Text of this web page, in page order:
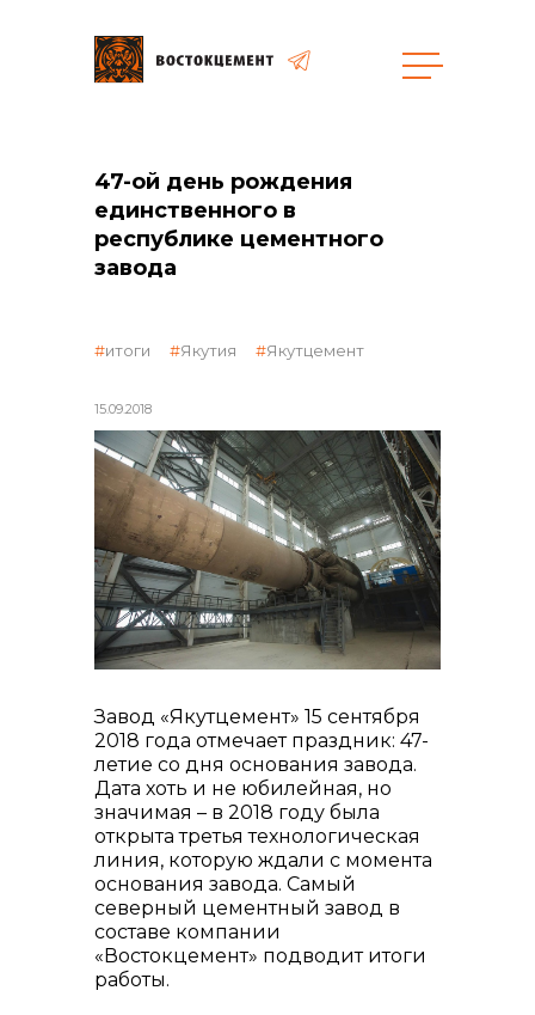
общая информация
реализация неликвидов
контакты отдела закупок
47-ой день рождения
единственного в
республике цементного
завода
15.09.2018
итоги Якутия Якутцемент
Завод «Якутцемент» 15 сентября
2018 года отмечает праздник: 47-
летие со дня основания завода.
Дата хоть и не юбилейная, но
значимая – в 2018 году была
открыта третья технологическая
линия, которую ждали с момента
основания завода. Самый
северный цементный завод в
составе компании
«Востокцемент» подводит итоги
работы.